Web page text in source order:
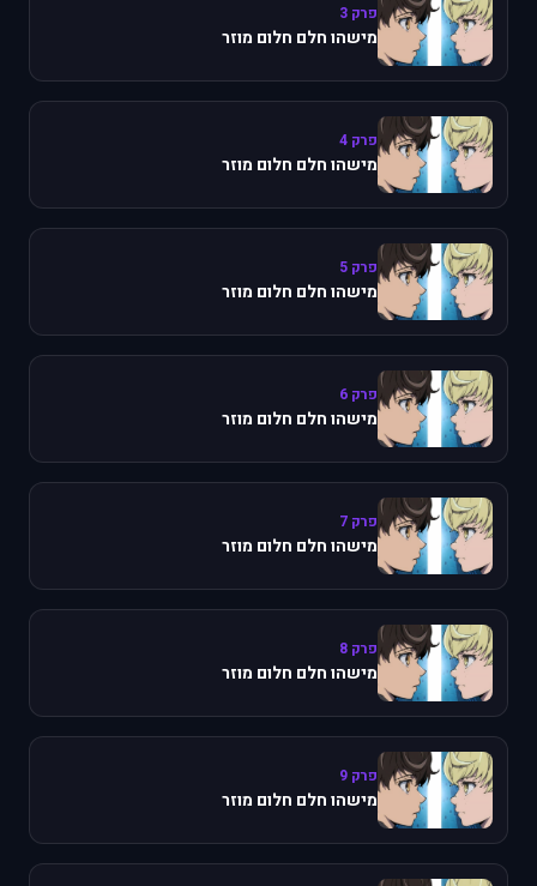
פרק 3
מישהו חלם חלום מוזר
פרק 4
מישהו חלם חלום מוזר
פרק 5
מישהו חלם חלום מוזר
פרק 6
מישהו חלם חלום מוזר
פרק 7
מישהו חלם חלום מוזר
פרק 8
מישהו חלם חלום מוזר
פרק 9
מישהו חלם חלום מוזר